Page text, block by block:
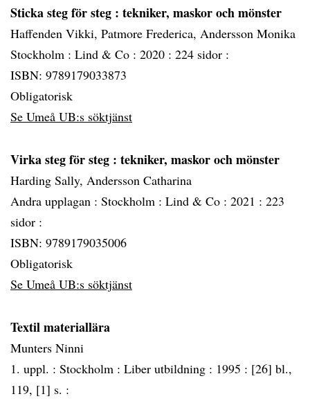
Sticka steg för steg : tekniker, maskor och mönster
Haffenden Vikki, Patmore Frederica, Andersson Monika
Stockholm : Lind & Co : 2020 : 224 sidor :
ISBN: 9789179033873
Obligatorisk
Se Umeå UB:s söktjänst
Virka steg för steg : tekniker, maskor och mönster
Harding Sally, Andersson Catharina
Andra upplagan : Stockholm : Lind & Co : 2021 : 223
sidor :
ISBN: 9789179035006
Obligatorisk
Se Umeå UB:s söktjänst
Textil materiallära
Munters Ninni
1. uppl. : Stockholm : Liber utbildning : 1995 : [26] bl.,
119, [1] s. :